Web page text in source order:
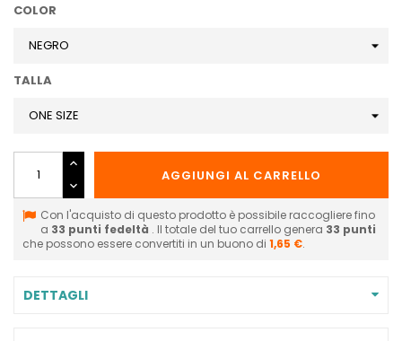
COLOR
TALLA
AGGIUNGI AL CARRELLO
Con l'acquisto di questo prodotto è possibile raccogliere fino
a 33 punti fedeltà . Il totale del tuo carrello genera 33 punti
che possono essere convertiti in un buono di 1,65 €.
DETTAGLI